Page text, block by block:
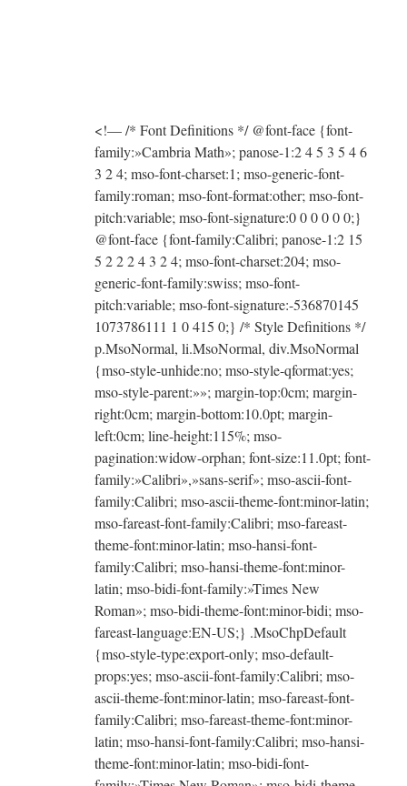
<!— /* Font Definitions */ @font-face {font-
family:»Cambria Math»; panose-1:2 4 5 3 5 4 6
3 2 4; mso-font-charset:1; mso-generic-font-
family:roman; mso-font-format:other; mso-font-
pitch:variable; mso-font-signature:0 0 0 0 0 0;}
@font-face {font-family:Calibri; panose-1:2 15
5 2 2 2 4 3 2 4; mso-font-charset:204; mso-
generic-font-family:swiss; mso-font-
pitch:variable; mso-font-signature:-536870145
1073786111 1 0 415 0;} /* Style Definitions */
p.MsoNormal, li.MsoNormal, div.MsoNormal
{mso-style-unhide:no; mso-style-qformat:yes;
mso-style-parent:»»; margin-top:0cm; margin-
right:0cm; margin-bottom:10.0pt; margin-
left:0cm; line-height:115%; mso-
pagination:widow-orphan; font-size:11.0pt; font-
family:»Calibri»,»sans-serif»; mso-ascii-font-
family:Calibri; mso-ascii-theme-font:minor-latin;
mso-fareast-font-family:Calibri; mso-fareast-
theme-font:minor-latin; mso-hansi-font-
family:Calibri; mso-hansi-theme-font:minor-
latin; mso-bidi-font-family:»Times New
Roman»; mso-bidi-theme-font:minor-bidi; mso-
fareast-language:EN-US;} .MsoChpDefault
{mso-style-type:export-only; mso-default-
props:yes; mso-ascii-font-family:Calibri; mso-
ascii-theme-font:minor-latin; mso-fareast-font-
family:Calibri; mso-fareast-theme-font:minor-
latin; mso-hansi-font-family:Calibri; mso-hansi-
theme-font:minor-latin; mso-bidi-font-